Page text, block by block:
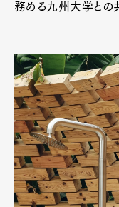
務める九州大学との